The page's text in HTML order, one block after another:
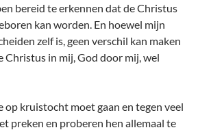
bereid te erkennen dat de Christus
kan worden. En hoewel mijn
zelf is, geen verschil kan maken
Christus in mij, God door mij, wel
kruistocht moet gaan en tegen veel
preken en proberen hen allemaal te